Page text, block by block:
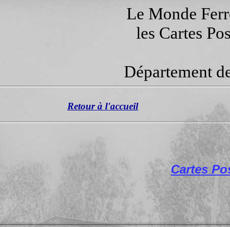
Le Monde
les Cartes
Département
Retour à l'accueil
Cartes